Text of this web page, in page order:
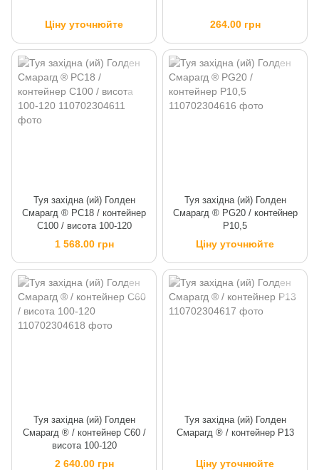
Ціну уточнюйте 264.00 грн
Туя західна (ий) Голден
Смарагд ® PC18 / контейнер
C100 / висота 100-120
1 568.00 грн
Туя західна (ий) Голден
Смарагд ® PG20 / контейнер
P10,5
Ціну уточнюйте
Туя західна (ий) Голден
Смарагд ® / контейнер C60 /
висота 100-120
2 640.00 грн
Туя західна (ий) Голден
Смарагд ® / контейнер P13
Ціну уточнюйте